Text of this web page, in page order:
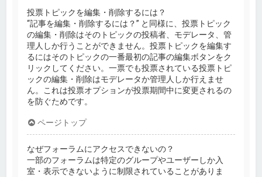
投票トピックを編集・削除するには？
“記事を編集・削除するには？” と同様に、投票トピック
の編集・削除はそのトピックの投稿者、モデレータ、管
理人しか行うことができません。投票トピックを編集す
るにはそのトピックの一番最初の記事の編集ボタンをク
リックしてください。一票でも投票されている投票トピ
ックの編集・削除はモデレータか管理人しか行えませ
ん。これは投票オプションが投票期間中に変更されるの
を防ぐためです。
ページトップ
なぜフォーラムにアクセスできないの？
一部のフォーラムは特定のグループやユーザーしか入
室・表示できないように制限されていることがありま